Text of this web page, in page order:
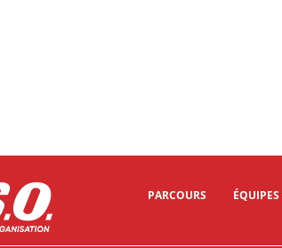
PARCOURS ÉQUIPES